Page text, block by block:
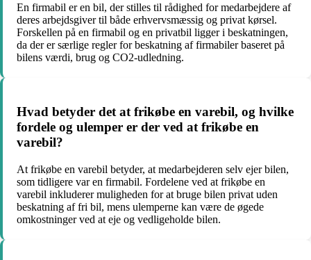
En firmabil er en bil, der stilles til rådighed for medarbejdere af
deres arbejdsgiver til både erhvervsmæssig og privat kørsel.
Forskellen på en firmabil og en privatbil ligger i beskatningen,
da der er særlige regler for beskatning af firmabiler baseret på
bilens værdi, brug og CO2-udledning.
Hvad betyder det at frikøbe en varebil, og hvilke
fordele og ulemper er der ved at frikøbe en
varebil?
At frikøbe en varebil betyder, at medarbejderen selv ejer bilen,
som tidligere var en firmabil. Fordelene ved at frikøbe en
varebil inkluderer muligheden for at bruge bilen privat uden
beskatning af fri bil, mens ulemperne kan være de øgede
omkostninger ved at eje og vedligeholde bilen.